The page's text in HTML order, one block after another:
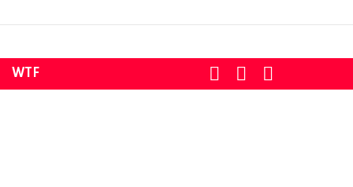
WTF
SWITCH
SKIN
SEARCH